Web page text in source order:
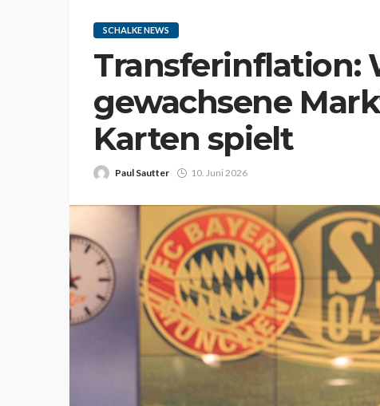
SCHALKE NEWS
Transferinflation:
gewachsene
Karten spielt
Paul Sautter 10. Juni 2026